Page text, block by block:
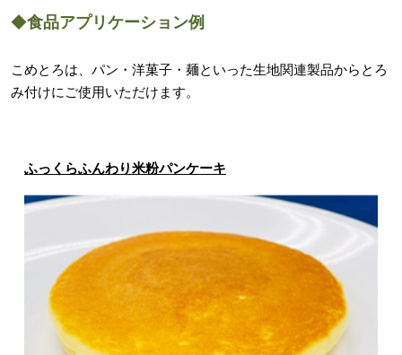
◆食品アプリケーション例
こめとろは、パン・洋菓子・麺といった生地関連製品からとろ
み付けにご使用いただけます。
ふっくらふんわり米粉パンケーキ